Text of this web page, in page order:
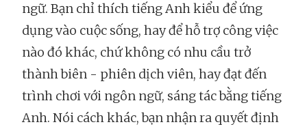
ngữ. Bạn chỉ thích tiếng Anh kiểu để ứng
dụng vào cuộc sống, hay để hỗ trợ công việc
nào đó khác, chứ không có nhu cầu trở
thành biên - phiên dịch viên, hay đạt đến
trình chơi với ngôn ngữ, sáng tác bằng tiếng
Anh. Nói cách khác, bạn nhận ra quyết định